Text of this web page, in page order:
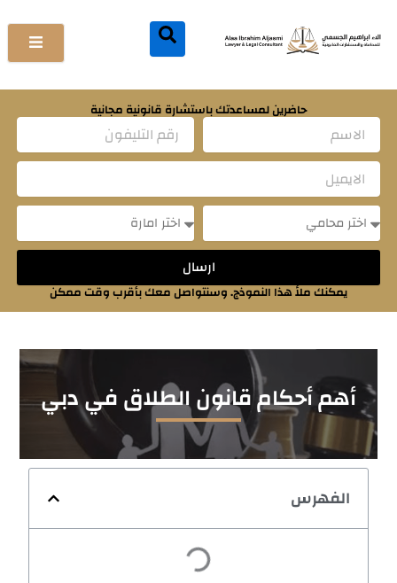
إلى
المحتوى
حاضرين لمساعدتك باستشارة قانونية مجانية
ارسال
يمكنك ملأ هذا النموذج. وسنتواصل معك بأقرب وقت ممكن
أهم أحكام قانون الطلاق في دبي
الفهرس